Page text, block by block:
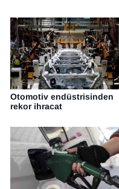
Otomotiv endüstrisinden
rekor ihracat